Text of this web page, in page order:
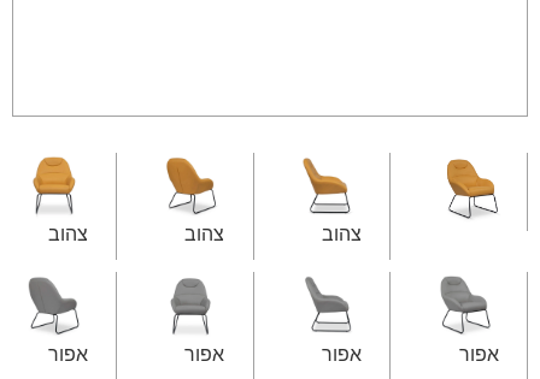
צהוב צהוב צהוב
אפור אפור אפור אפור